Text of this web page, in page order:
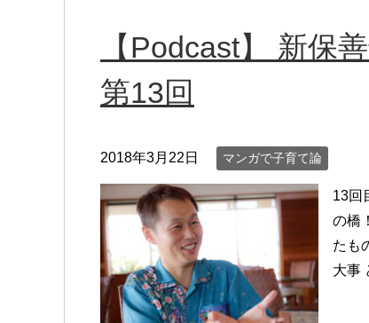
【Podcast】 新保
第13回
2018年3月22日 マンガで子育て論
13回
の橋
たも
大事